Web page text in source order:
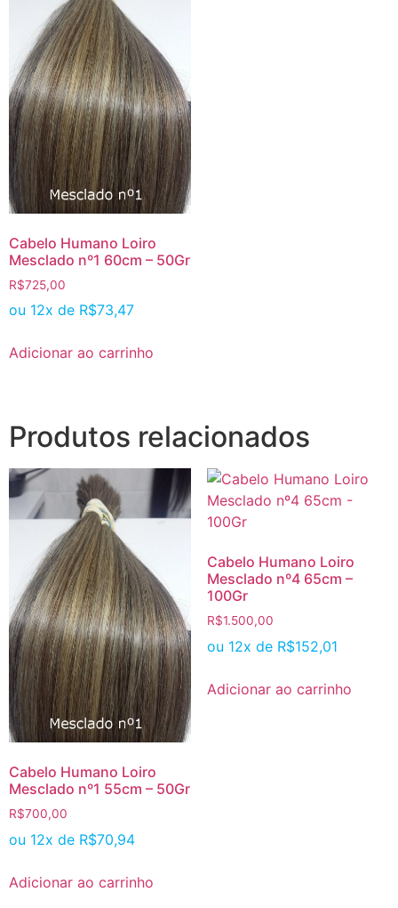
Cabelo Humano Loiro
Mesclado nº1 60cm – 50Gr
R$725,00
ou 12x de R$73,47
Adicionar ao carrinho
Produtos relacionados
Cabelo Humano Loiro
Mesclado nº1 55cm – 50Gr
R$700,00
ou 12x de R$70,94
Adicionar ao carrinho
Cabelo Humano Loiro
Mesclado nº4 65cm –
100Gr
R$1.500,00
ou 12x de R$152,01
Adicionar ao carrinho